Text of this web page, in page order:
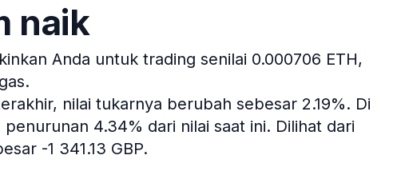
naik
Anda untuk trading senilai 0.000706 ETH,
nilai tukarnya berubah sebesar 2.19%. Di
4.34% dari nilai saat ini. Dilihat dari
-1 341.13 GBP.